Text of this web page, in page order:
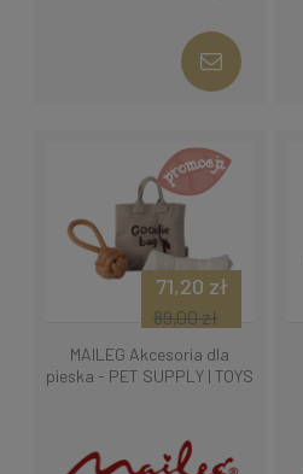
MAILEG Akcesoria dla
pieska - PET SUPPLY | TOYS
71,20 zł
89,00 zł